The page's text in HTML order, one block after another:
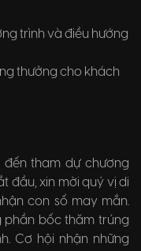
trình và điều hướng
thưởng cho khách
tham dự chương
đầu, xin mời quý vị di
con số may mắn.
phần bốc thăm trúng
Cơ hội nhận những